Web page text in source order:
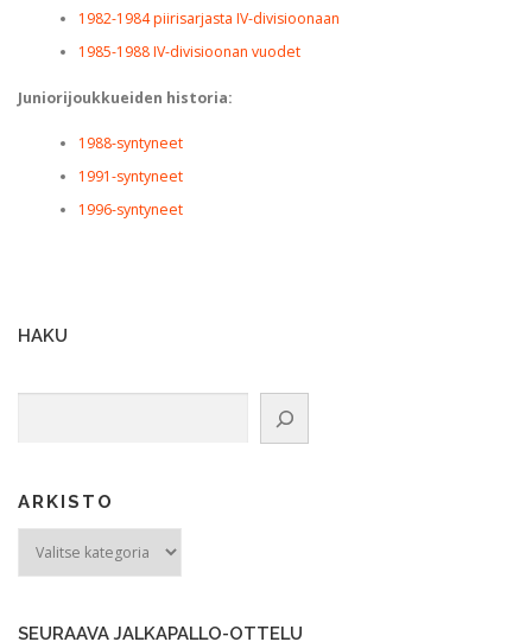
1982-1984 piirisarjasta IV-divisioonaan
1985-1988 IV-divisioonan vuodet
Juniorijoukkueiden historia:
1988-syntyneet
1991-syntyneet
1996-syntyneet
HAKU
ARKISTO
SEURAAVA JALKAPALLO-OTTELU